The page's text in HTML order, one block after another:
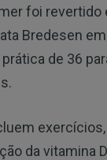
foi revertido
Bredesen
de 36
exercícios,
da vitamina